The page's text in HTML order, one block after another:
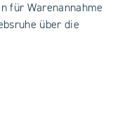
für Warenannahme
über die